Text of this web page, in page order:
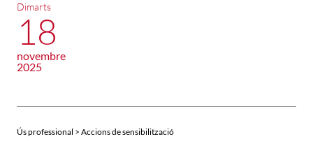
Dimarts
18
novembre
2025
Ús professional > Accions de sensibilització